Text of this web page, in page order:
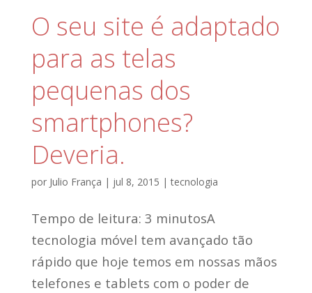
O seu site é adaptado
para as telas
pequenas dos
smartphones?
Deveria.
por Julio França | jul 8, 2015 |tecnologia
Tempo de leitura: 3 minutosA
tecnologia móvel tem avançado tão
rápido que hoje temos em nossas mãos
telefones e tablets com o poder de